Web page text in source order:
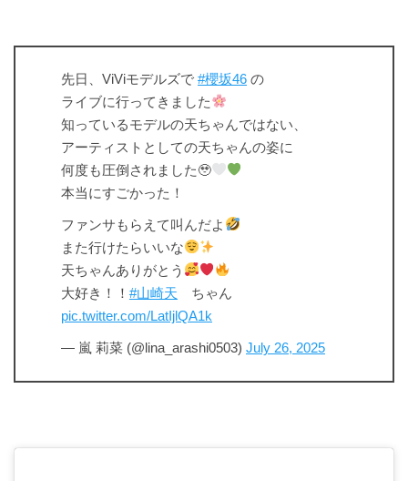
先日、ViViモデルズで #櫻坂46 の
ライブに行ってきました
知っているモデルの天ちゃんではない、
アーティストとしての天ちゃんの姿に
何度も圧倒されました🥹
本当にすごかった！
ファンサもらえて叫んだよ
また行けたらいいな
天ちゃんありがとう
大好き！！ #山崎天 ちゃん
pic.twitter.com/LatIjlQA1k
— 嵐 莉菜 (@lina_arashi0503) July 26, 2025